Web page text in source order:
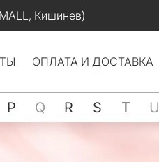
Кишинев)
ОПЛАТА И ДОСТАВКА
P Q R S T U